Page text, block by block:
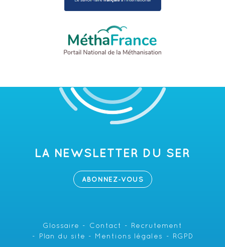
LA NEWSLETTER DU SER
ABONNEZ-VOUS
Glossaire Contact
Recrutement
Plan du site
Mentions légales RGPD